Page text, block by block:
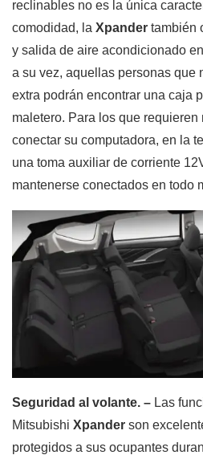
reclinables no es la única
comodidad, la Xpander también
y salida de aire acondicionado
a su vez, aquellas personas que
extra podrán encontrar una caja
maletero. Para los que
conectar su computadora, en la
una toma auxiliar de corriente
mantenerse conectados en todo
Seguridad al volante. – Las
Mitsubishi Xpander son
protegidos a sus ocupantes